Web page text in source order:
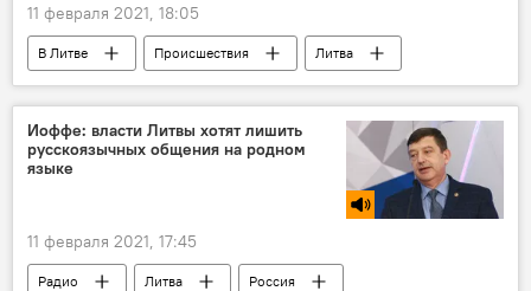
11 февраля 2021, 18:05
В Литве Происшествия
Литва
Прокуратура Литвы
Иоффе: власти Литвы хотят лишить
русскоязычных общения на родном
языке
11 февраля 2021, 17:45
Радио Литва
Россия